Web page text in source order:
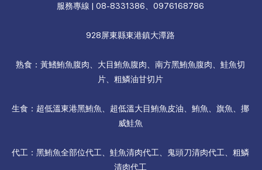
服務專線 | 08-8331386、0976168786
928屏東縣東港鎮大潭路
熟食：黃鰭鮪魚腹肉、大目鮪魚腹肉、南方黑鮪魚腹肉、鮭魚切
片、粗鱗油甘切片
生食：超低溫東港黑鮪魚、超低溫大目鮪魚皮油、鮪魚、旗魚、挪
威鮭魚
代工：黑鮪魚全部位代工、鮭魚清肉代工、鬼頭刀清肉代工、粗鱗
清肉代工